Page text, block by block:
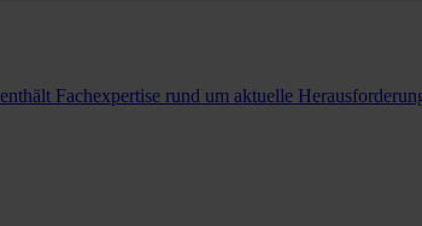
enthält Fachexpertise rund um aktuelle